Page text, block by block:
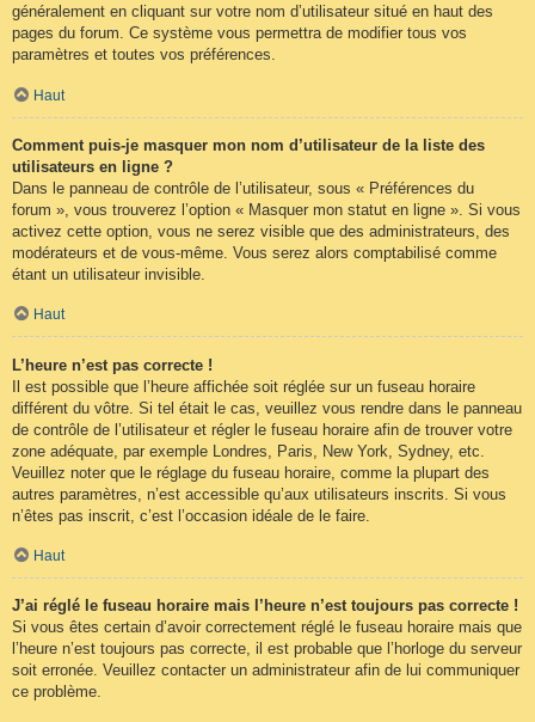
généralement en cliquant sur votre nom d’utilisateur situé en haut des
pages du forum. Ce système vous permettra de modifier tous vos
paramètres et toutes vos préférences.
Haut
Comment puis-je masquer mon nom d’utilisateur de la liste des
utilisateurs en ligne ?
Dans le panneau de contrôle de l’utilisateur, sous « Préférences du
forum », vous trouverez l’option « Masquer mon statut en ligne ». Si vous
activez cette option, vous ne serez visible que des administrateurs, des
modérateurs et de vous-même. Vous serez alors comptabilisé comme
étant un utilisateur invisible.
Haut
L’heure n’est pas correcte !
Il est possible que l’heure affichée soit réglée sur un fuseau horaire
différent du vôtre. Si tel était le cas, veuillez vous rendre dans le panneau
de contrôle de l’utilisateur et régler le fuseau horaire afin de trouver votre
zone adéquate, par exemple Londres, Paris, New York, Sydney, etc.
Veuillez noter que le réglage du fuseau horaire, comme la plupart des
autres paramètres, n’est accessible qu’aux utilisateurs inscrits. Si vous
n’êtes pas inscrit, c’est l’occasion idéale de le faire.
Haut
J’ai réglé le fuseau horaire mais l’heure n’est toujours pas correcte !
Si vous êtes certain d’avoir correctement réglé le fuseau horaire mais que
l’heure n’est toujours pas correcte, il est probable que l’horloge du serveur
soit erronée. Veuillez contacter un administrateur afin de lui communiquer
ce problème.